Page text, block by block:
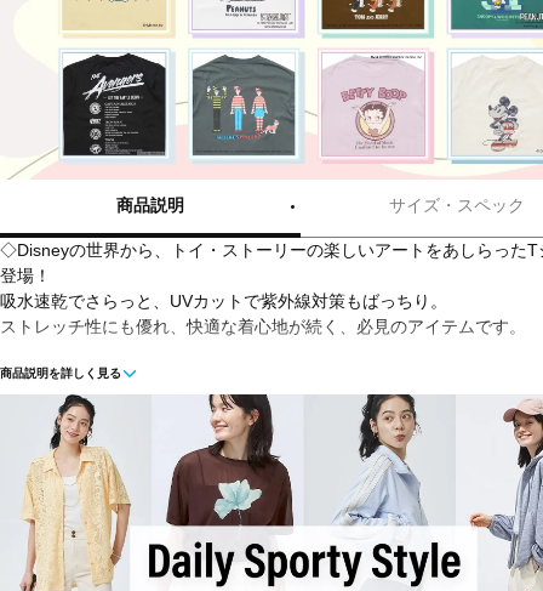
商品説明 サイズ・スペック
◇Disneyの世界から、トイ・ストーリーの楽しいアートをあしらったT
登場！
吸水速乾でさらっと、UVカットで紫外線対策もばっちり。
ストレッチ性にも優れ、快適な着心地が続く、必見のアイテムです。
■カラー：
ベージュ
ホワイト
■素材：ポリエステル100％
■生産国：中国
■2026 Spring＆Summer モデル
商品説明を詳しく見る